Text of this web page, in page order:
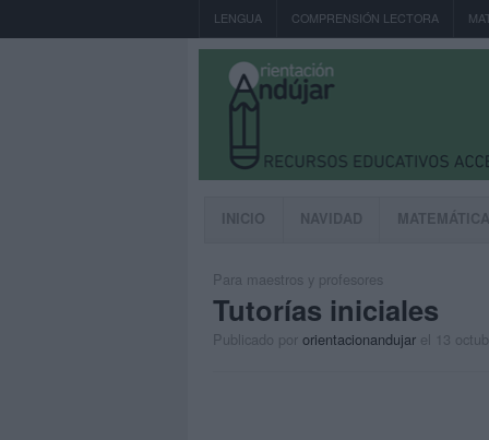
LENGUA COMPRENSIÓN LECTORA
INICIO NAVIDAD
Para maestros y profesores
Tutorías iniciales
Publicado por orientacionandujar el 13